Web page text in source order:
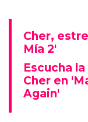
Cher,
Mía 2'
Escucha
Cher en
Again'